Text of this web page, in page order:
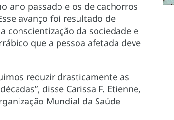
ano passado e os de cachorros
avanço foi resultado de
conscientização da sociedade e
que a pessoa afetada deve
reduzir drasticamente as
disse Carissa F. Etienne,
Mundial da Saúde